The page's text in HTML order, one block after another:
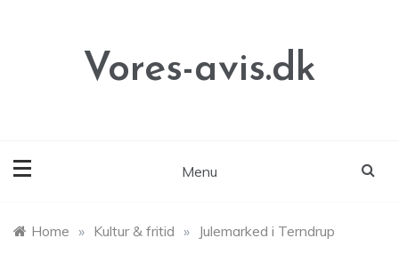
Vores-avis.dk
Menu
Home » Kultur & fritid » Julemarked i Terndrup